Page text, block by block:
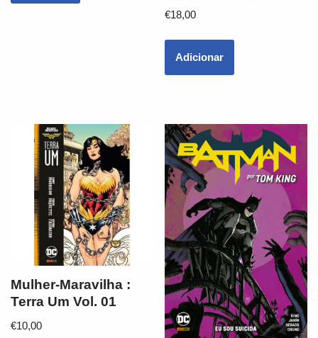
€18,00
Adicionar
Mulher-Maravilha :
Terra Um Vol. 01
€10,00